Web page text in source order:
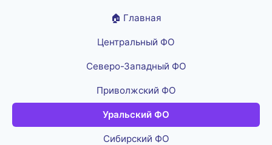
🏠 Главная
Центральный ФО
Северо-Западный ФО
Приволжский ФО
Уральский ФО
Сибирский ФО